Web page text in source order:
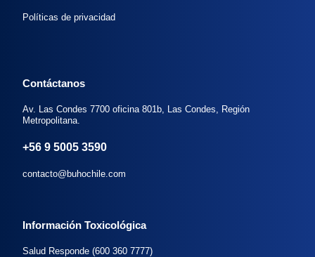
Políticas de privacidad
Contáctanos
Av. Las Condes 7700 oficina 801b, Las Condes, Región
Metropolitana.
+56 9 5005 3590
contacto@buhochile.com
Información Toxicológica
Salud Responde (600 360 7777)